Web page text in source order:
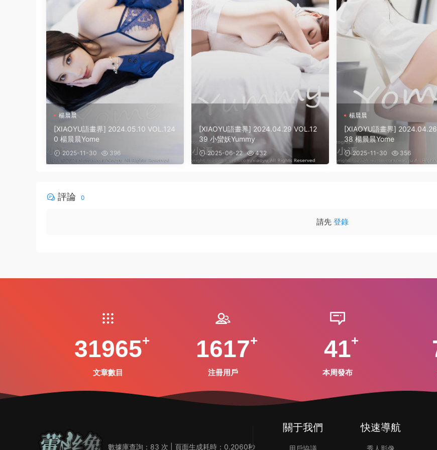
楊晨晨
[XIAOYU語畫界] 2024.05.10 VOL.124
0 楊晨晨Yome
2025-11-30 396
[XIAOYU語畫界] 2024.04.29 VOL.12
39 小蠻妖Yummy
2025-06-22 432
楊晨晨
[XIAOYU語畫界]
38 楊晨晨Yome
2025-11-30 356
評論 0
請先 登錄
31965
文章數目
1617
注冊用戶
41
本周發布
數據庫查詢：83 次 | 頁面生成耗時：0.2060秒
關于我們 快速導航